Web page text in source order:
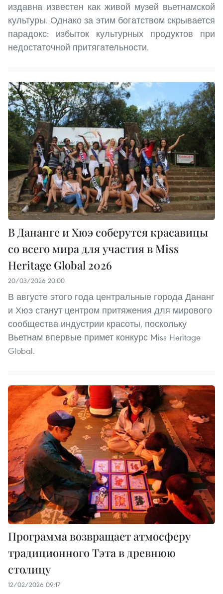
издавна известен как живой музей вьетнамской
культуры. Однако за этим богатством скрывается
парадокс: избыток культурных продуктов при
недостаточной притягательности.
В Дананге и Хюэ соберутся красавицы
со всего мира для участия в Miss
Heritage Global 2026
20/03/2026 20:00
В августе этого года центральные города Дананг
и Хюэ станут центром притяжения для мирового
сообщества индустрии красоты, поскольку
Вьетнам впервые примет конкурс Miss Heritage
Global.
Программа возвращает атмосферу
традиционного Тэта в древнюю
столицу
12/02/2026 09:17